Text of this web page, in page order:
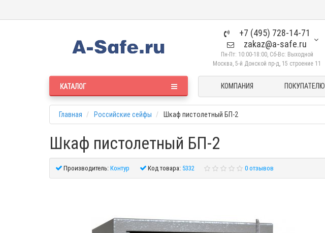
+7 (495) 728-14-71
zakaz@a-safe.ru
Пн-Пт: 10:00-18:00, Сб-Вс: Выходной
Москва, 5-й Донской пр-д, 15 строение 11
КАТАЛОГ КОМПАНИЯ ПОКУПАТЕЛЮ
Главная Российские сейфы Шкаф пистолетный БП-2
Шкаф пистолетный БП-2
Производитель:Контур Код товара: 5332 0 отзывов